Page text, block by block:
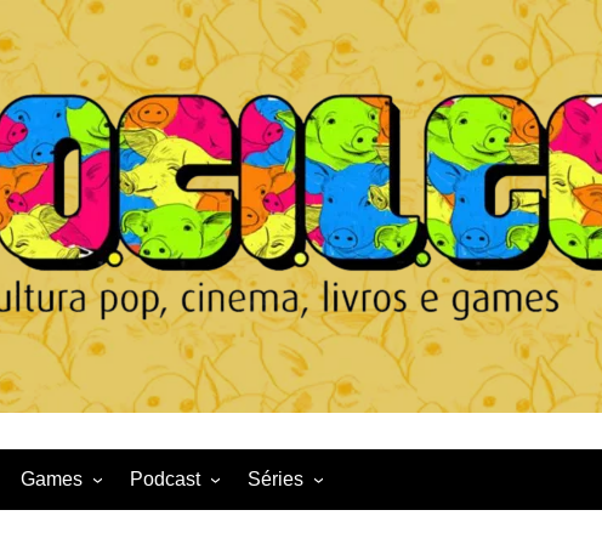
Games Podcast Séries